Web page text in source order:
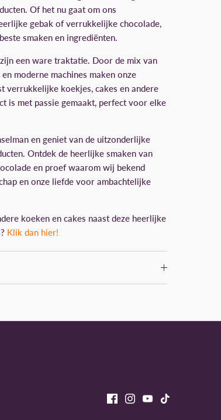
Of het nu gaat om ons
gebak of verrukkelijke chocolade,
smaken en ingrediënten.
een ware traktatie. Door de mix van
moderne machines maken onze
verrukkelijke koekjes, cakes en andere
is met passie gemaakt, perfect voor elke
en geniet van de uitzonderlijke
Ontdek de heerlijke smaken van
en proef waarom wij bekend
en onze liefde voor ambachtelijke
koeken en cakes naast deze heerlijke
Klik dan hier!